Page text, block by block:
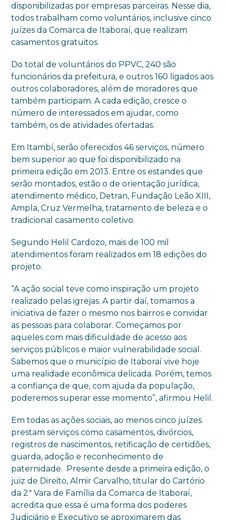
disponibilizadas por empresas parceiras. Nesse dia,
todos trabalham como voluntários, inclusive cinco
juízes da Comarca de Itaboraí, que realizam
casamentos gratuitos.
Do total de voluntários do PPVC, 240 são
funcionários da prefeitura, e outros 160 ligados aos
outros colaboradores, além de moradores que
também participam. A cada edição, cresce o
número de interessados em ajudar, como
também, os de atividades ofertadas.
Em Itambí, serão oferecidos 46 serviços, número
bem superior ao que foi disponibilizado na
primeira edição em 2013. Entre os estandes que
serão montados, estão o de orientação jurídica,
atendimento médico, Detran, Fundação Leão XIII,
Ampla, Cruz Vermelha, tratamento de beleza e o
tradicional casamento coletivo.
Segundo Helil Cardozo, mais de 100 mil
atendimentos foram realizados em 18 edições do
projeto.
“A ação social teve como inspiração um projeto
realizado pelas igrejas. A partir daí, tomamos a
iniciativa de fazer o mesmo nos bairros e convidar
as pessoas para colaborar. Começamos por
aqueles com mais dificuldade de acesso aos
serviços públicos e maior vulnerabilidade social.
Sabemos que o município de Itaboraí vive hoje
uma realidade econômica delicada. Porém, temos
a confiança de que, com ajuda da população,
poderemos superar esse momento”, afirmou Helil.
Em todas as ações sociais, ao menos cinco juízes
prestam serviços como casamentos, divórcios,
registros de nascimentos, retificação de certidões,
guarda, adoção e reconhecimento de
paternidade. Presente desde a primeira edição, o
juiz de Direito, Almir Carvalho, titular do Cartório
da 2ª Vara de Família da Comarca de Itaboraí,
acredita que essa é uma forma dos poderes
Judiciário e Executivo se aproximarem das